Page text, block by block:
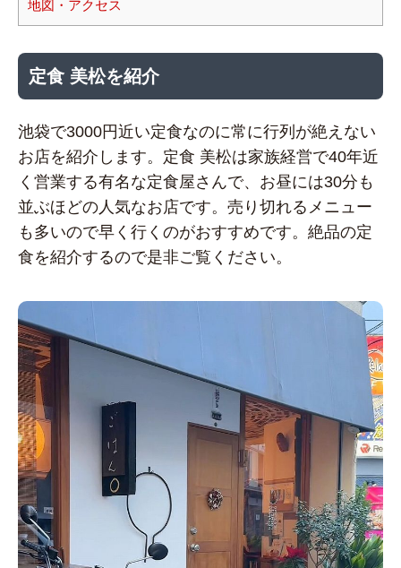
地図・アクセス
定食 美松を紹介
池袋で3000円近い定食なのに常に行列が絶えない
お店を紹介します。定食 美松は家族経営で40年近
く営業する有名な定食屋さんで、お昼には30分も
並ぶほどの人気なお店です。売り切れるメニュー
も多いので早く行くのがおすすめです。絶品の定
食を紹介するので是非ご覧ください。